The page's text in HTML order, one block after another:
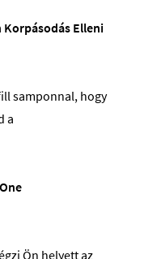
Korpásodás Elleni
samponnal, hogy
a
Ön helyett az